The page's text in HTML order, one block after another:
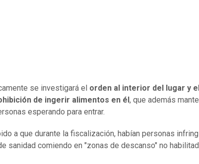
se investigará el orden al interior del lugar y
de ingerir alimentos en él , que además
esperando para entrar.
a que durante la fiscalización, habían personas
sanidad comiendo en "zonas de descanso" no